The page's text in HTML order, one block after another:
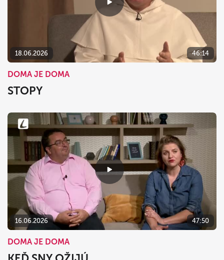
18.06.2026 46:14
DOMA JE DOMA
STOPY
16.06.2026 47:50
DOMA JE DOMA